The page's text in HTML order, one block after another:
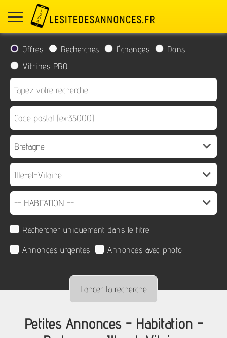
Offres Recherches Échanges
Dons
Vitrines PRO
Rechercher uniquement dans le titre
Annonces urgentes
Annonces avec photo
Petites Annonces - Habitation -